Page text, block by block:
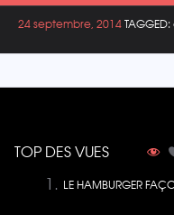
24 septembre, 2014
TOP DES VUES
LE HAMBURGER